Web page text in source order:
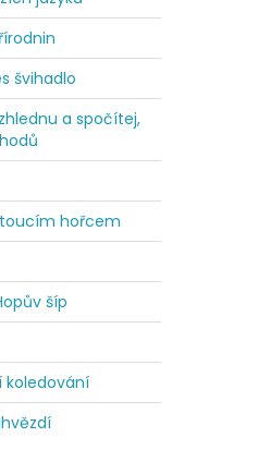
švihadlo
a spočítej,
hořcem
šíp
koledování